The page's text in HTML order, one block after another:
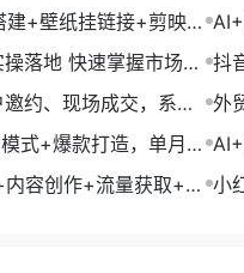
+壁纸挂链接+剪映数
+
落地 快速掌握市场开
抖
法
约、现场成交，系统
外
转
式+爆款打造，单月变
单
容创作+流量获取+合 小